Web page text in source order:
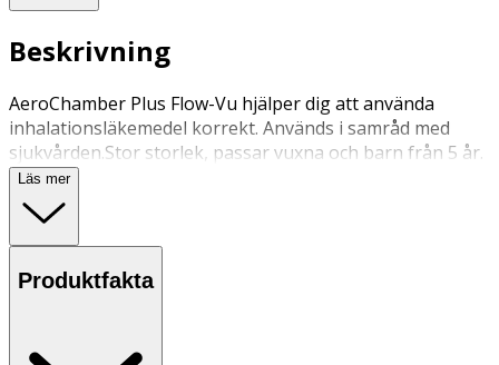
Beskrivning
AeroChamber Plus Flow-Vu hjälper dig att använda
inhalationsläkemedel korrekt. Används i samråd med
sjukvården.Stor storlek, passar vuxna och barn från 5 år.
Läs mer
Produktfakta